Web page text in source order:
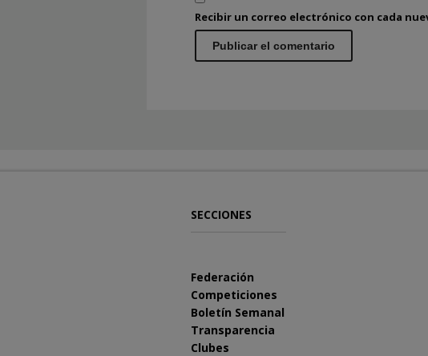
Recibir un correo electrónico con cada
SECCIONES
Federación
Competiciones
Boletín Semanal
Transparencia
Clubes